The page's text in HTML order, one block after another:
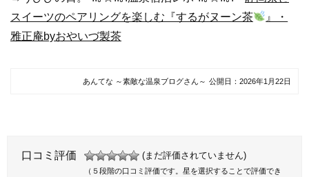
スイーツのペアリングを楽しむ『するがヌーン茶
』・
雅正庵byおやいづ製茶
あんてな ～素敵な温泉ブログさん～ 公開日： 2026年1月22日
口コミ評価 (まだ評価されていません)
（５段階の口コミ評価です。星を選択することで評価でき